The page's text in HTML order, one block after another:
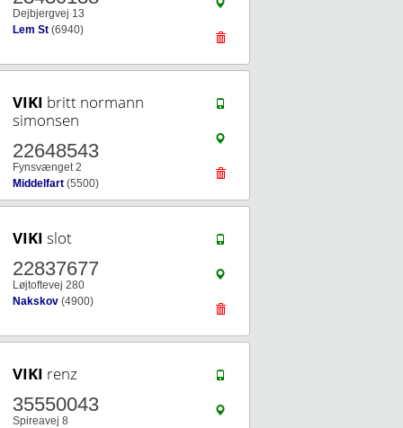
Dejbjergvej 13
Lem St (6940)
VIKI britt normann
simonsen
22648543
Fynsvænget 2
Middelfart (5500)
VIKI slot
22837677
Løjtoftevej 280
Nakskov (4900)
VIKI renz
35550043
Spireavej 8